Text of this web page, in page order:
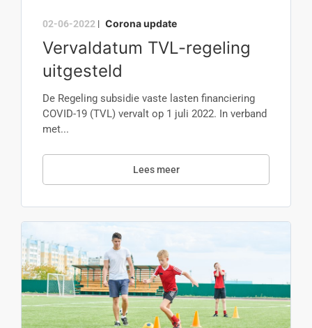
02-06-2022 | Corona update
Vervaldatum TVL-regeling
uitgesteld
De Regeling subsidie vaste lasten financiering
COVID-19 (TVL) vervalt op 1 juli 2022. In verband
met...
Lees meer